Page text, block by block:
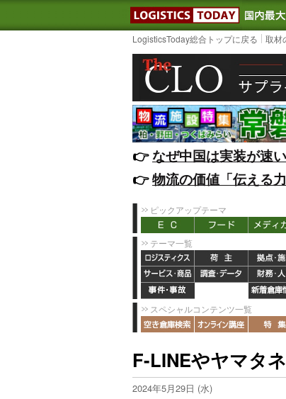
LogisticsToday総合トップに戻る 取材
👉️なぜ中国は実装が速
👉️物流の価値「伝える
ピックアップテーマ
テーマ一覧
スペシャルコンテンツ一覧
F-LINEやヤマタ
2024年5月29日 (水)